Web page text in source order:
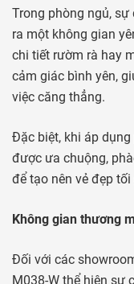
Trong phòng ngủ,
ra một không gian
chi tiết rườm rà hay
cảm giác bình yên,
việc căng thẳng.
Đặc biệt, khi áp
được ưa chuộng,
để tạo nên vẻ đẹp
Không gian thương
Đối với các
M038-W thể hiện sự